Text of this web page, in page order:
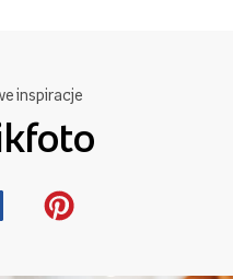
inspiracje